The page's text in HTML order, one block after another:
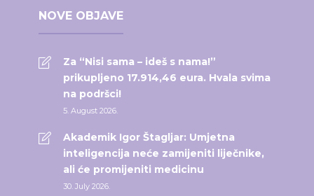
NOVE OBJAVE
Za “Nisi sama – ideš s nama!”
prikupljeno 17.914,46 eura. Hvala svima
na podršci!
5. August 2026.
Akademik Igor Štagljar: Umjetna
inteligencija neće zamijeniti liječnike,
ali će promijeniti medicinu
30. July 2026.